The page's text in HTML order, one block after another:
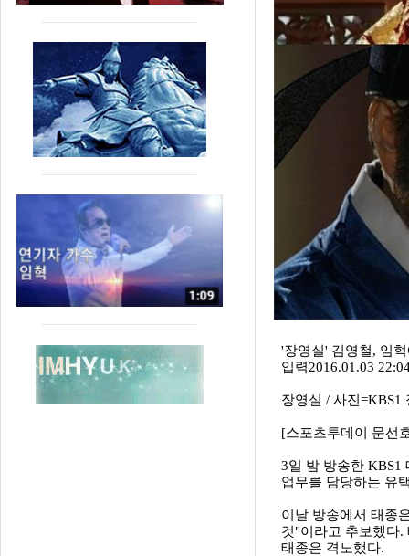
'장영실' 김영철, 임
입력2016.01.03
장영실 / 사진=KBS1
[스포츠투데이 문선
3일 밤 방송한 KBS1
업무를 담당하는 유
이날 방송에서 태종
것"이라고 추보했다
태종은 격노했다.